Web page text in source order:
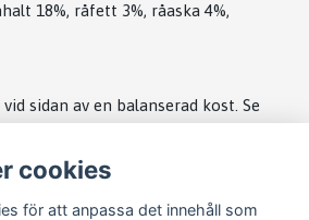
18%, råfett 3%, råaska 4%,
sidan av en balanserad kost. Se
och förvara den svalt och
innehåller en fuktabsorberande
cookies
för att anpassa det innehåll som